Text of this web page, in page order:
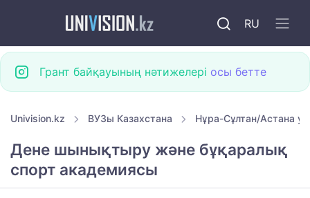
RU
Грант байқауының нәтижелері осы бетте
Univision.kz ВУЗы Казахстана Нұра-Сұлтан/Астана
Дене шынықтыру және бұқаралық
спорт академиясы